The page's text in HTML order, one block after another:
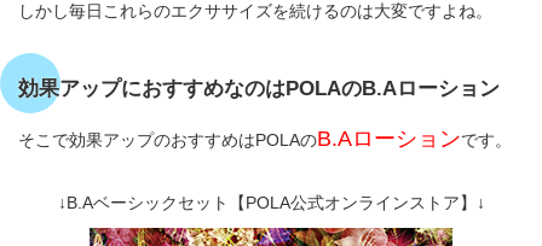
しかし毎日これらのエクササイズを続けるのは大変ですよね。
効果アップにおすすめなのはPOLAのB.Aローション
そこで効果アップのおすすめはPOLAのB.Aローションです。
↓B.Aベーシックセット【POLA公式オンラインストア】↓